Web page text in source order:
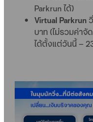
Parkrun ได้)
Virtual Parkrun
บาท (ไม่รวมค่าจั
ได้ตั้งแต่วันนี้ –